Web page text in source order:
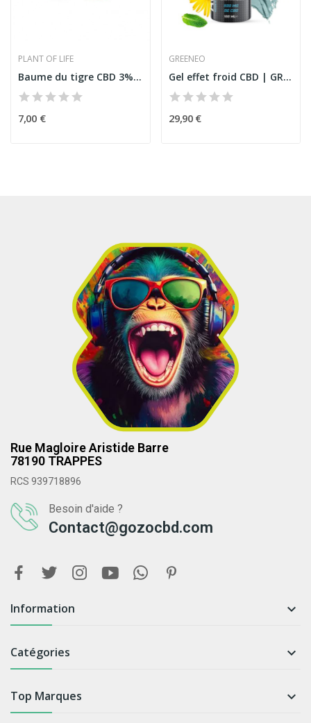
PLANT OF LIFE
Baume du tigre CBD 3% 5ml | CANNATIGER, PLANT...
7,00 €
GREENEO
Gel effet froid CBD | GREENEO
29,90 €
Rue Magloire Aristide Barre
78190 TRAPPES
RCS 939718896
Besoin d'aide ?
Contact@gozocbd.com
Information 
Catégories 
Top Marques 